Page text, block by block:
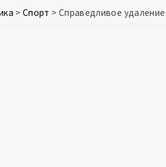
> Спорт > Справедливое